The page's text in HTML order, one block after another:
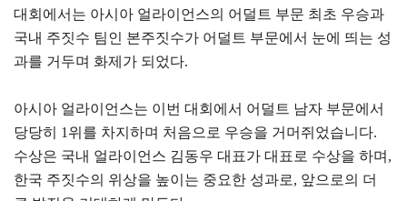
대회에서는 아시아 얼라이언스의 어덜트 부문 최초 우승과
국내 주짓수 팀인 본주짓수가 어덜트 부문에서 눈에 띄는 성
과를 거두며 화제가 되었다.
아시아 얼라이언스는 이번 대회에서 어덜트 남자 부문에서
당당히 1위를 차지하며 처음으로 우승을 거머쥐었습니다.
수상은 국내 얼라이언스 김동우 대표가 대표로 수상을 하며,
한국 주짓수의 위상을 높이는 중요한 성과로, 앞으로의 더